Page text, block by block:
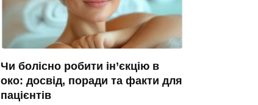
Чи болісно робити ін’єкцію в
око: досвід, поради та факти для
пацієнтів